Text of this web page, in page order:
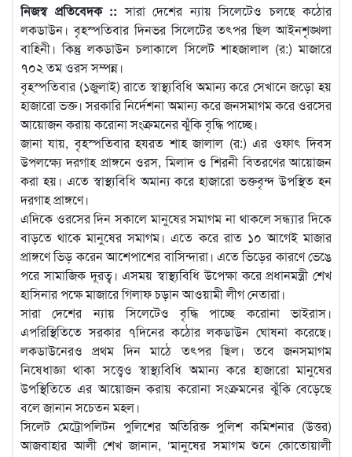
নিজস্ব প্রতিবেদক :: সারা দেশের ন্যায় সিলেটেও চলছে কঠোর
লকডাউন। বৃহস্পতিবার দিনভর সিলেটের তৎপর ছিল আইনশৃঙ্খলা
বাহিনী। কিন্তু লকডাউন চলাকালে সিলেট শাহজালাল (র:) মাজারে
৭০২ তম ওরস সম্পন্ন।
বৃহস্পতিবার (১জুলাই) রাতে স্বাস্থ্যবিধি অমান্য করে সেখানে জড়ো হয়
হাজারো ভক্ত। সরকারি নির্দেশনা অমান্য করে জনসমাগম করে ওরসের
আয়োজন করায় করোনা সংক্রমনের ঝুঁকি বৃদ্ধি পাচ্ছে।
জানা যায়, বৃহস্পতিবার হযরত শাহ জালাল (র:) এর ওফাৎ দিবস
উপলক্ষ্যে দরগাহ প্রাঙ্গনে ওরস, মিলাদ ও শিরনী বিতরণের আয়োজন
করা হয়। এতে স্বাস্থ্যবিধি অমান্য করে হাজারো ভক্তবৃন্দ উপস্থিত হন
দরগাহ প্রাঙ্গণে।
এদিকে ওরসের দিন সকালে মানুষের সমাগম না থাকলে সন্ধ্যার দিকে
বাড়তে থাকে মানুষের সমাগম। এতে করে রাত ১০ আগেই মাজার
প্রাঙ্গণে ভিড় করেন আশেপাশের বাসিন্দারা। এতে ভিড়ের কারণে ভেঙে
পরে সামাজিক দূরত্ব। এসময় স্বাস্থ্যবিধি উপেক্ষা করে প্রধানমন্ত্রী শেখ
হাসিনার পক্ষে মাজারে গিলাফ চড়ান আওয়ামী লীগ নেতারা।
সারা দেশের ন্যায় সিলেটেও বৃদ্ধি পাচ্ছে করোনা ভাইরাস।
এপরিস্থিতিতে সরকার ৭দিনের কঠোর লকডাউন ঘোষনা করেছে।
লকডাউনেরও প্রথম দিন মাঠে তৎপর ছিল। তবে জনসমাগম
নিষেধাজ্ঞা থাকা সত্ত্বেও স্বাস্থ্যবিধি অমান্য করে হাজারো মানুষের
উপস্থিতিতে এর আয়োজন করায় করোনা সংক্রমনের ঝুঁকি বেড়েছে
বলে জানান সচেতন মহল।
সিলেট মেট্রোপলিটন পুলিশের অতিরিক্ত পুলিশ কমিশনার (উত্তর)
আজবাহার আলী শেখ জানান, ‘মানুষের সমাগম শুনে কোতোয়ালী